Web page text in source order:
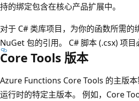
持的绑定包含在核心产品扩展中。
对于 C# 类库项目，为你的函数所需的
NuGet 包的引用。 C# 脚本 (.csx) 项目
Core Tools 版本
Azure Functions Core Tools 的主版
运行时的特定主版本。 例如，Core